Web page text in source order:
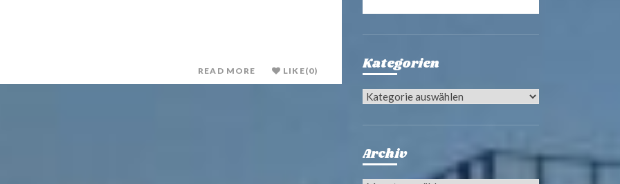
READ MORE LIKE(0) Kategorien
Kategorien
Archiv